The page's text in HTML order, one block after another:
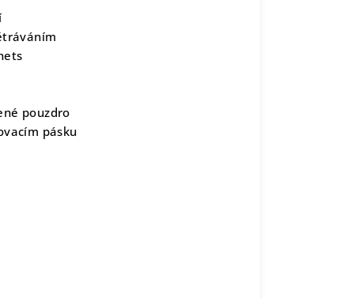
pouzdro
pásku